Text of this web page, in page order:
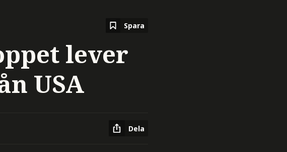
Spara
lever
USA
Dela